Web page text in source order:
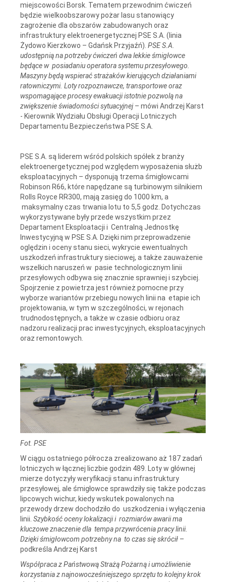
miejscowości Borsk. Tematem przewodnim ćwiczeń
będzie wielkoobszarowy pożar lasu stanowiący
zagrożenie dla obszarów zabudowanych oraz
infrastruktury elektroenergetycznej PSE S.A. (linia
Żydowo Kierzkowo – Gdańsk Przyjaźń). PSE S.A.
udostępnią na potrzeby ćwiczeń dwa lekkie śmigłowce
będące w posiadaniu operatora systemu przesyłowego.
Maszyny będą wspierać strażaków kierujących działaniami
ratowniczymi. Loty rozpoznawcze, transportowe oraz
wspomagające procesy ewakuacji istotnie pozwolą na
zwiększenie świadomości sytuacyjnej – mówi Andrzej Karst
- Kierownik Wydziału Obsługi Operacji Lotniczych
Departamentu Bezpieczeństwa PSE S.A.
PSE S.A. są liderem wśród polskich spółek z branży
elektroenergetycznej pod względem wyposażenia służb
eksploatacyjnych – dysponują trzema śmigłowcami
Robinson R66, które napędzane są turbinowym silnikiem
Rolls Royce RR300, mają zasięg do 1000 km, a
maksymalny czas trwania lotu to 5,5 godz. Dotychczas
wykorzystywane były przede wszystkim przez
Departament Eksploatacji i Centralną Jednostkę
Inwestycyjną w PSE S.A. Dzięki nim przeprowadzenie
oględzin i oceny stanu sieci, wykrycie ewentualnych
uszkodzeń infrastruktury sieciowej, a także zauważenie
wszelkich naruszeń w pasie technologicznym linii
przesyłowych odbywa się znacznie sprawniej i szybciej.
Spojrzenie z powietrza jest również pomocne przy
wyborze wariantów przebiegu nowych linii na etapie ich
projektowania, w tym w szczególności, w rejonach
trudnodostępnych, a także w czasie odbioru oraz
nadzoru realizacji prac inwestycyjnych, eksploatacyjnych
oraz remontowych.
Fot. PSE
W ciągu ostatniego półrocza zrealizowano aż 187 zadań
lotniczych w łącznej liczbie godzin 489. Loty w głównej
mierze dotyczyły weryfikacji stanu infrastruktury
przesyłowej, ale śmigłowce sprawdziły się także podczas
lipcowych wichur, kiedy wskutek powalonych na
przewody drzew dochodziło do uszkodzenia i wyłączenia
linii. Szybkość oceny lokalizacji i rozmiarów awarii ma
kluczowe znaczenie dla tempa przywrócenia pracy linii.
Dzięki śmigłowcom potrzebny na to czas się skrócił –
podkreśla Andrzej Karst
Współpraca z Państwową Strażą Pożarną i umożliwienie
korzystania z najnowocześniejszego sprzętu to kolejny krok